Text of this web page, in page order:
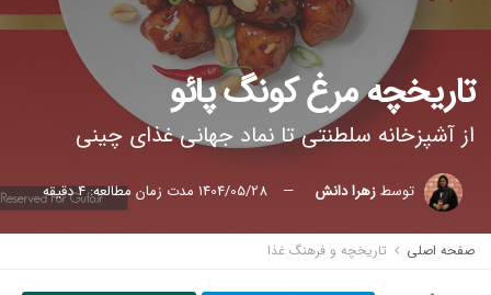
تاریخچه مرغ کونگ پائو
از آشپزخانه سلطنتی تا نماد جهانی غذای چینی
توسطزهرا دانش 1404/05/28 مدت زمان مطالعه: 4 دقیقه
صفحه اصلی تاریخچه و فرهنگ غذا